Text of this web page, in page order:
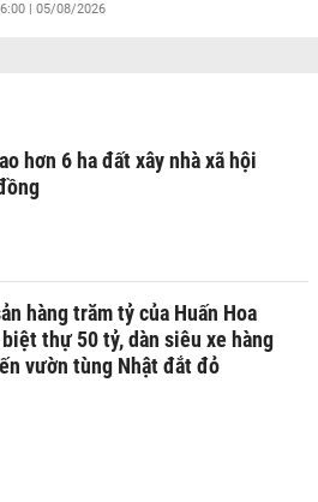
| 05/08/2026
hơn 6 ha đất xây nhà xã hội
hàng trăm tỷ của Huấn Hoa
thự 50 tỷ, dàn siêu xe hàng
vườn tùng Nhật đắt đỏ